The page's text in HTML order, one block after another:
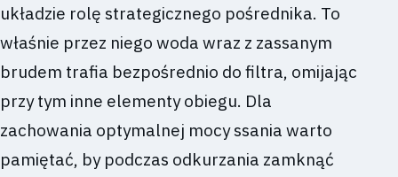
układzie rolę strategicznego pośrednika. To
właśnie przez niego woda wraz z zassanym
brudem trafia bezpośrednio do filtra, omijając
przy tym inne elementy obiegu. Dla
zachowania optymalnej mocy ssania warto
pamiętać, by podczas odkurzania zamknąć